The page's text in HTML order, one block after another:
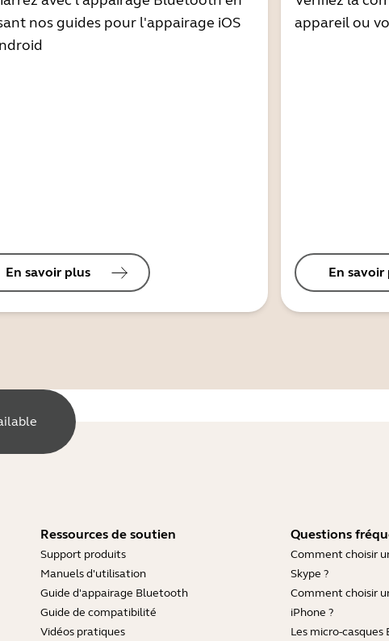
nos guides pour l'appairage iOS
En savoir plus
appareil ou
En savoir
Ressources de soutien
Support produits
Manuels d'utilisation
Guide d'appairage Bluetooth
Guide de compatibilité
Vidéos pratiques
Questions
Comment choisir
Skype ?
Comment choisir
iPhone ?
Les micro-